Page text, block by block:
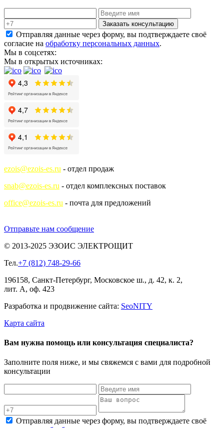
Заказать консультацию
Отправляя данные через форму, вы подтверждаете своё
согласие на обработку персональных данных.
Мы в соцсетях:
Мы в открытых источниках:
ezois@ezois-es.ru - отдел продаж
snab@ezois-es.ru - отдел комплексных поставок
office@ezois-es.ru - почта для предложений
Отправьте нам сообщение
© 2013-2025 ЭЗОИС ЭЛЕКТРОЩИТ
Тел.+7 (812) 748-29-66
196158, Санкт-Петербург, Московское ш., д. 42, к. 2,
лит. А, оф. 423
Разработка и продвижение сайта: SeoNITY
Карта сайта
Вам нужна помощь или консультация специалиста?
Заполните поля ниже, и мы свяжемся с вами для подробной
консультации
Отправляя данные через форму, вы подтверждаете своё